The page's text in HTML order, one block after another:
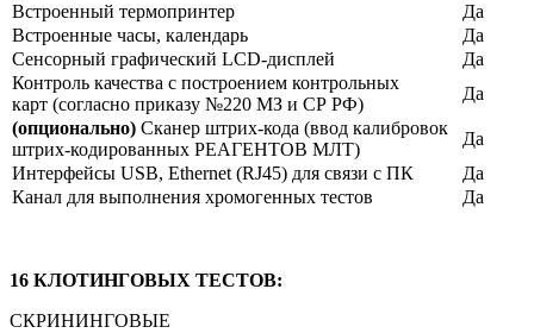
Встроенный термопринтер
Да
Встроенные часы, календарь
Да
Сенсорный графический LCD-дисплей
Да
Контроль качества с построением контрольных
карт (согласно приказу №220 МЗ и СР РФ)
Да
(опционально) Сканер штрих-кода (ввод калибровок
штрих-кодированных РЕАГЕНТОВ МЛТ)
Да
Интерфейсы USB, Ethernet (RJ45) для связи с ПК
Да
Канал для выполнения хромогенных тестов
Да
16 КЛОТИНГОВЫХ ТЕСТОВ:
СКРИНИНГОВЫЕ